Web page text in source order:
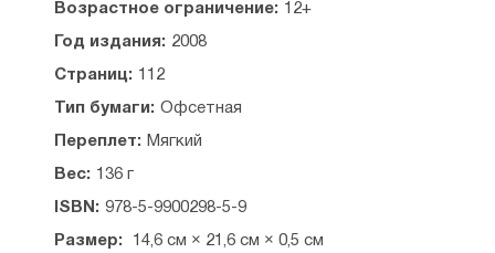
Возрастное ограничение: 12+
Год издания: 2008
Страниц: 112
Тип бумаги: Офсетная
Переплет: Мягкий
Вес: 136 г
ISBN: 978-5-9900298-5-9
Размер: 14,6 см × 21,6 см × 0,5 см